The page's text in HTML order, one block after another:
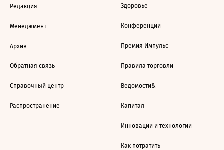
Редакция
Менеджмент
Архив
Обратная связь
Справочный центр
Распространение
Здоровье
Конференции
Премия Импульс
Правила торговли
Ведомости&
Капитал
Инновации и технологии
Как потратить